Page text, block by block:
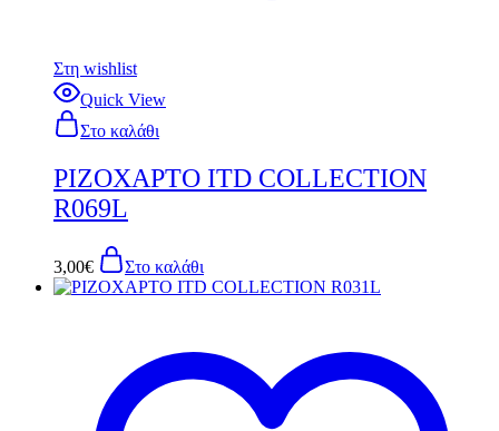
Στη wishlist
Quick View
Στο καλάθι
ΡΙΖΟΧΑΡΤΟ ITD COLLECTION
R069L
3,00€ Στο καλάθι